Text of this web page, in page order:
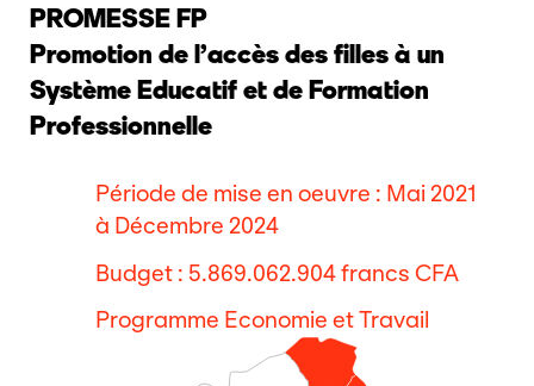
PROMESSE FP
Promotion de l’accès des filles à un
Système Educatif et de Formation
Professionnelle
Période de mise en oeuvre : Mai 2021
à Décembre 2024
Budget : 5.869.062.904 francs CFA
Programme Economie et Travail